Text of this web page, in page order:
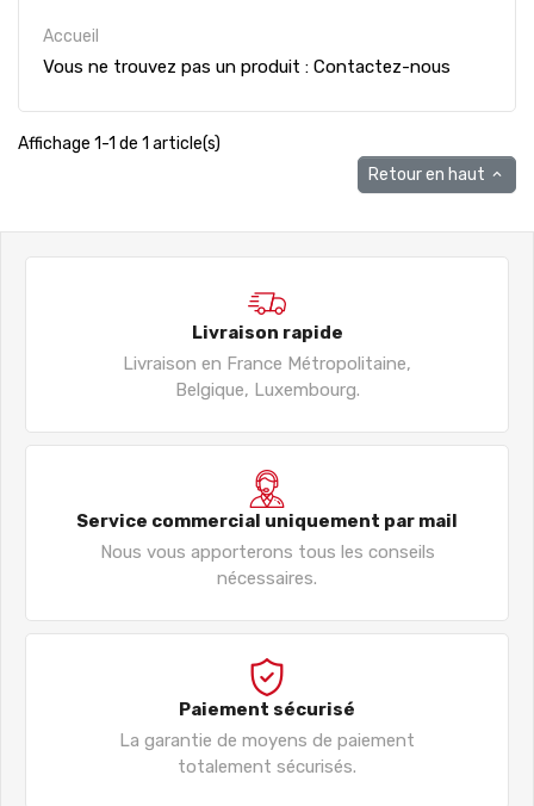
Accueil
Vous ne trouvez pas un produit : Contactez-nous
Affichage 1-1 de 1 article(s)
Retour en haut 
Livraison rapide
Livraison en France Métropolitaine,
Belgique, Luxembourg.
Service commercial uniquement par mail
Nous vous apporterons tous les conseils
nécessaires.
Paiement sécurisé
La garantie de moyens de paiement
totalement sécurisés.